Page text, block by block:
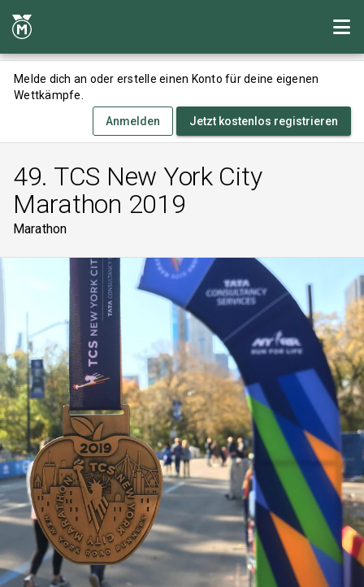
Melde dich an oder erstelle einen Konto für deine eigenen
Wettkämpfe.
Anmelden
Jetzt kostenlos registrieren
49. TCS New York City
Marathon 2019
Marathon